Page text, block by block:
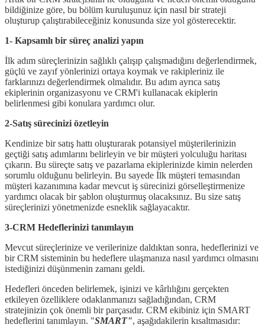
bildiğinize göre, bu bölüm kuruluşunuz için nasıl bir strateji
oluşturup çalıştırabileceğiniz konusunda size yol gösterecektir.
1- Kapsamlı bir süreç analizi yapın
İlk adım süreçlerinizin sağlıklı çalışıp çalışmadığını değerlendirmek,
güçlü ve zayıf yönlerinizi ortaya koymak ve rakipleriniz ile
farklarınızı değerlendirmek olmalıdır. Bu adım ayrıca satış
ekiplerinin organizasyonu ve CRM'i kullanacak ekiplerin
belirlenmesi gibi konulara yardımcı olur.
2-Satış sürecinizi özetleyin
Kendinize bir satış hattı oluşturarak potansiyel müşterilerinizin
geçtiği satış adımlarını belirleyin ve bir müşteri yolculuğu haritası
çıkarın. Bu süreçte satış ve pazarlama ekiplerinizde kimin nelerden
sorumlu olduğunu belirleyin. Bu sayede İlk müşteri temasından
müşteri kazanımına kadar mevcut iş sürecinizi görselleştirmenize
yardımcı olacak bir şablon oluşturmuş olacaksınız. Bu size satış
süreçlerinizi yönetmenizde esneklik sağlayacaktır.
3-CRM Hedeflerinizi tanımlayın
Mevcut süreçlerinize ve verilerinize daldıktan sonra, hedeflerinizi ve
bir CRM sisteminin bu hedeflere ulaşmanıza nasıl yardımcı olmasını
istediğinizi düşünmenin zamanı geldi.
Hedefleri önceden belirlemek, işinizi ve kârlılığını gerçekten
etkileyen özelliklere odaklanmanızı sağladığından, CRM
stratejinizin çok önemli bir parçasıdır. CRM ekibiniz için SMART
hedeflerini tanımlayın. "SMART", aşağıdakilerin kısaltmasıdır: